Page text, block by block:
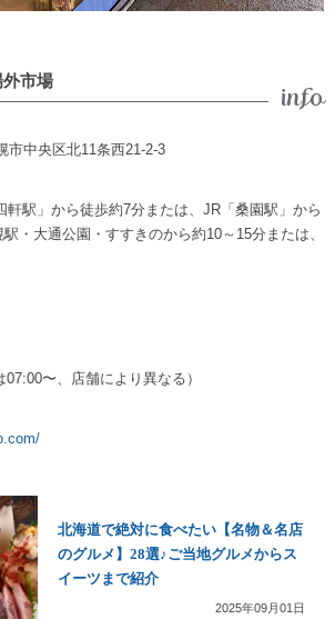
市場
中央区北11条西21-2-3
軒駅」から徒歩約7分または、JR「桑園駅」から
・大通公園・すすきのから約10～15分または、
〜、店舗により異なる）
北海道で絶対に食べたい【名物＆名店
のグルメ】28選♪ご当地グルメからス
イーツまで紹介
2025年09月01日